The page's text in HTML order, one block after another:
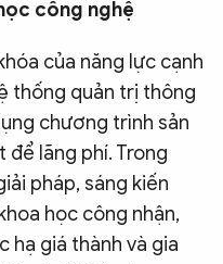
công nghệ
của năng lực cạnh
thống quản trị thông
chương trình sản
lãng phí. Trong
pháp, sáng kiến
học công nhận,
hạ giá thành và gia